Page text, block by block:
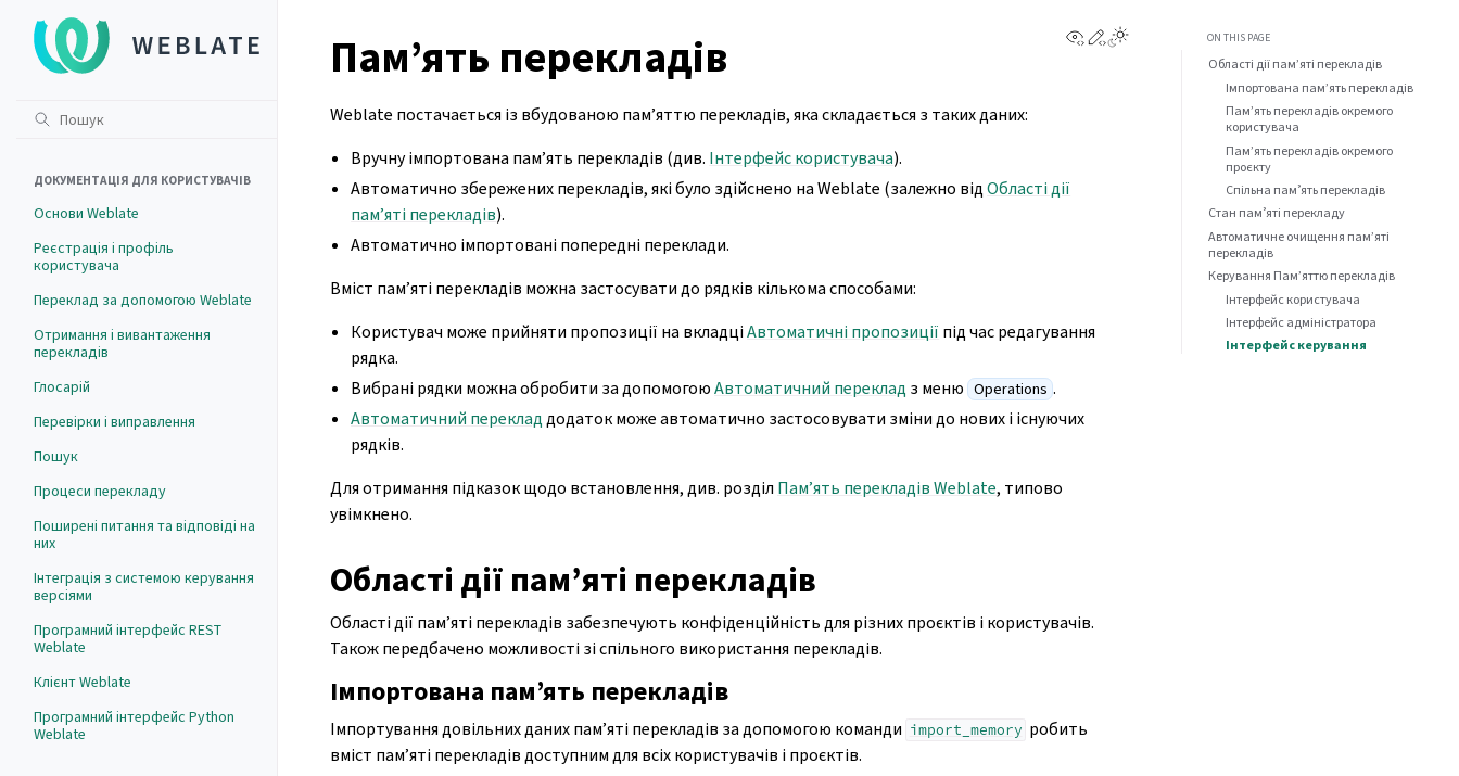
ДОКУМЕНТАЦІЯ ДЛЯ КОРИСТУВАЧІВ
Основи Weblate
Реєстрація і профіль
користувача
Переклад за допомогою Weblate
Отримання і вивантаження
перекладів
Глосарій
Перевірки і виправлення
Пошук
Процеси перекладу
Поширені питання та відповіді на
них
Інтеграція з системою керування
версіями
Програмний інтерфейс REST
Weblate
Клієнт Weblate
Програмний інтерфейс Python
Weblate
View this page
Edit this page
Пам’ять перекладів
Weblate постачається із вбудованою пам’яттю перекладів, яка складається з таких даних:
Вручну імпортована пам’ять перекладів (див. Інтерфейс користувача).
Автоматично збережених перекладів, які було здійснено на Weblate (залежно відОбласті дії
пам’яті перекладів).
Автоматично імпортовані попередні переклади.
Вміст пам’яті перекладів можна застосувати до рядків кількома способами:
Користувач може прийняти пропозиції на вкладціАвтоматичні пропозиції під час редагування
рядка.
Вибрані рядки можна обробити за допомогоюАвтоматичний переклад з меню Operations .
Автоматичний перекладдодаток може автоматично застосовувати зміни до нових і існуючих
рядків.
Для отримання підказок щодо встановлення, див. розділПам’ять перекладів Weblate, типово
увімкнено.
Області дії пам’яті перекладів
Області дії пам’яті перекладів забезпечують конфіденційність для різних проєктів і користувачів.
Також передбачено можливості зі спільного використання перекладів.
Імпортована пам’ять перекладів
Імпортування довільних даних пам’яті перекладів за допомогою команди import_memory робить
вміст пам’яті перекладів доступним для всіх користувачів і проєктів.
ON THIS PAGE
Області дії пам’яті перекладів
Імпортована пам’ять перекладів
Пам’ять перекладів окремого
користувача
Пам’ять перекладів окремого
проєкту
Спільна памʼять перекладів
Стан памʼяті перекладу
Автоматичне очищення пам’яті
перекладів
Керування Пам’яттю перекладів
Інтерфейс користувача
Інтерфейс адміністратора
Інтерфейс керування